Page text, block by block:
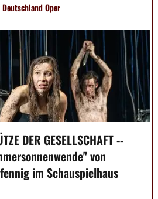
DeutschlandOper
DER GESELLSCHAFT --
von
im Schauspielhaus